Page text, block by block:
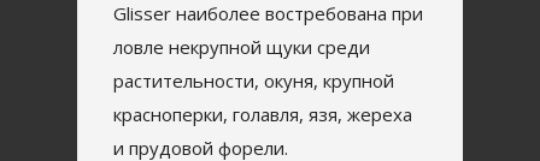
Glisser наиболее востребована при
ловле некрупной щуки среди
растительности, окуня, крупной
красноперки, голавля, язя, жереха
и прудовой форели.